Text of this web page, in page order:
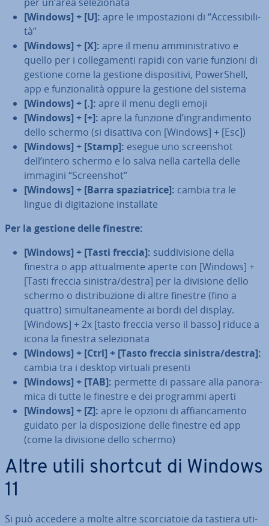
[Windows] + [U]: apre le im­po­sta­zio­ni di “Ac­ces­si­bi­li­
tà”
[Windows] + [X]: apre il menu am­mi­ni­stra­ti­vo e
quello per i col­le­ga­men­ti rapidi con varie funzioni di
gestione come la gestione di­spo­si­ti­vi, Po­wer­Shell,
app e fun­zio­na­li­tà oppure la gestione del sistema
[Windows] + [.]: apre il menu degli emoji
[Windows] + [+]: apre la funzione d’in­gran­di­men­to
dello schermo (si disattiva con [Windows] + [Esc])
[Windows] + [Stamp]: esegue uno screen­shot
dell’intero schermo e lo salva nella cartella delle
immagini “Screen­shot”
[Windows] + [Barra spa­zia­tri­ce]: cambia tra le
lingue di di­gi­ta­zio­ne in­stal­la­te
Per la gestione delle finestre:
[Windows] + [Tasti freccia]: sud­di­vi­sio­ne della
finestra o app at­tual­men­te aperte con [Windows] +
[Tasti freccia sinistra/destra] per la divisione dello
schermo o di­stri­bu­zio­ne di altre finestre (fino a
quattro) si­mul­ta­nea­men­te ai bordi del display.
[Windows] + 2x [tasto freccia verso il basso] riduce a
icona la finestra se­le­zio­na­ta
[Windows] + [Ctrl] + [Tasto freccia sinistra/destra]:
cambia tra i desktop virtuali presenti
[Windows] + [TAB]: permette di passare alla pa­no­ra­
mi­ca di tutte le finestre e dei programmi aperti
[Windows] + [Z]: apre le opzioni di af­fian­ca­men­to
guidato per la di­spo­si­zio­ne delle finestre ed app
(come la divisione dello schermo)
Altre utili shortcut di Windows
11
Si può accedere a molte altre scor­cia­to­ie da tastiera uti­